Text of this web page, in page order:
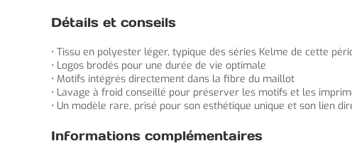
Détails et conseils
• Tissu en polyester léger, typique des séries Kelme de cette
• Logos brodés pour une durée de vie optimale
• Motifs intégrés directement dans la fibre du maillot
• Lavage à froid conseillé pour préserver les motifs et les
• Un modèle rare, prisé pour son esthétique unique et son lien
Informations complémentaires